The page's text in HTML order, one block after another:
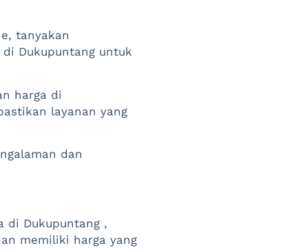
tanyakan
Dukupuntang untuk
harga di
layanan yang
dan
di Dukupuntang ,
memiliki harga yang